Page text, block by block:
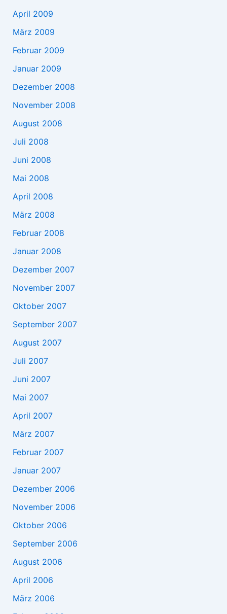
April 2009
März 2009
Februar 2009
Januar 2009
Dezember 2008
November 2008
August 2008
Juli 2008
Juni 2008
Mai 2008
April 2008
März 2008
Februar 2008
Januar 2008
Dezember 2007
November 2007
Oktober 2007
September 2007
August 2007
Juli 2007
Juni 2007
Mai 2007
April 2007
März 2007
Februar 2007
Januar 2007
Dezember 2006
November 2006
Oktober 2006
September 2006
August 2006
April 2006
März 2006